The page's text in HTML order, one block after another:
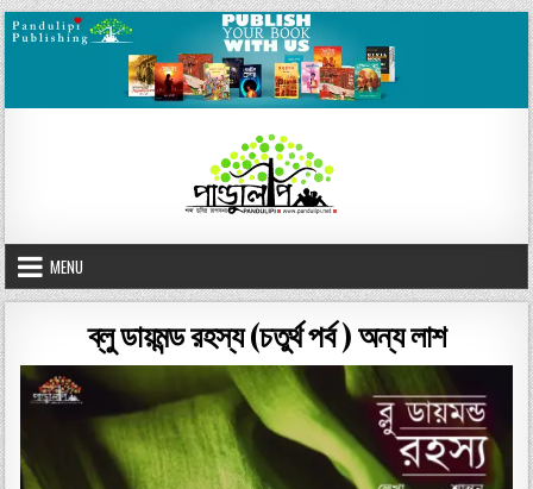
Skip
to
content
MENU
ব্লু ডায়মন্ড রহস্য (চতুর্থ পর্ব ) অন্য লাশ